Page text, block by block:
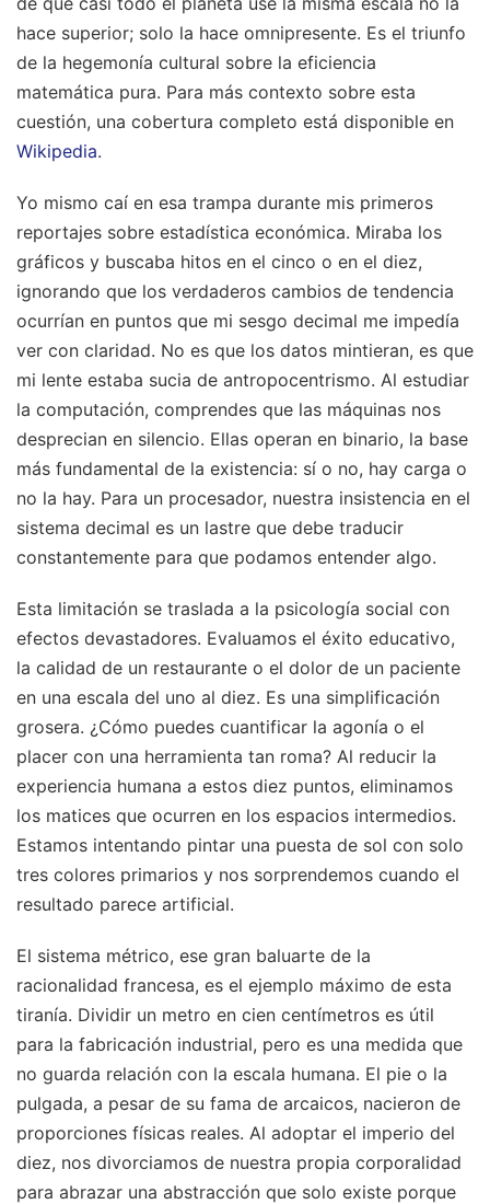
hace superior; solo la hace omnipresente. Es el triunfo
de la hegemonía cultural sobre la eficiencia
matemática pura. Para más contexto sobre esta
cuestión, una cobertura completo está disponible en
Wikipedia.
Yo mismo caí en esa trampa durante mis primeros
reportajes sobre estadística económica. Miraba los
gráficos y buscaba hitos en el cinco o en el diez,
ignorando que los verdaderos cambios de tendencia
ocurrían en puntos que mi sesgo decimal me impedía
ver con claridad. No es que los datos mintieran, es que
mi lente estaba sucia de antropocentrismo. Al estudiar
la computación, comprendes que las máquinas nos
desprecian en silencio. Ellas operan en binario, la base
más fundamental de la existencia: sí o no, hay carga o
no la hay. Para un procesador, nuestra insistencia en el
sistema decimal es un lastre que debe traducir
constantemente para que podamos entender algo.
Esta limitación se traslada a la psicología social con
efectos devastadores. Evaluamos el éxito educativo,
la calidad de un restaurante o el dolor de un paciente
en una escala del uno al diez. Es una simplificación
grosera. ¿Cómo puedes cuantificar la agonía o el
placer con una herramienta tan roma? Al reducir la
experiencia humana a estos diez puntos, eliminamos
los matices que ocurren en los espacios intermedios.
Estamos intentando pintar una puesta de sol con solo
tres colores primarios y nos sorprendemos cuando el
resultado parece artificial.
El sistema métrico, ese gran baluarte de la
racionalidad francesa, es el ejemplo máximo de esta
tiranía. Dividir un metro en cien centímetros es útil
para la fabricación industrial, pero es una medida que
no guarda relación con la escala humana. El pie o la
pulgada, a pesar de su fama de arcaicos, nacieron de
proporciones físicas reales. Al adoptar el imperio del
diez, nos divorciamos de nuestra propia corporalidad
para abrazar una abstracción que solo existe porque